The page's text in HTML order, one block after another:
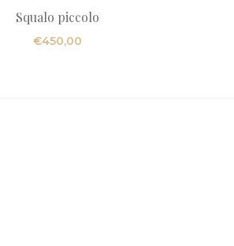
Squalo piccolo
€450,00